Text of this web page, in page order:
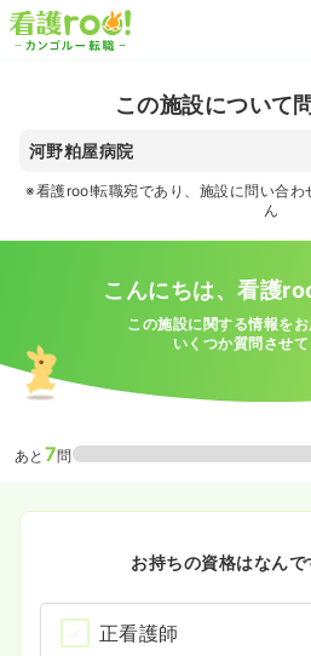
この施設について
河野粕屋病院
※看護roo!転職宛であり、施設に問い合わ
ん
こんにちは、看護
この施設に関する情報を
いくつか質問させ
あと 7問
お持ちの資格はなんで
正看護師